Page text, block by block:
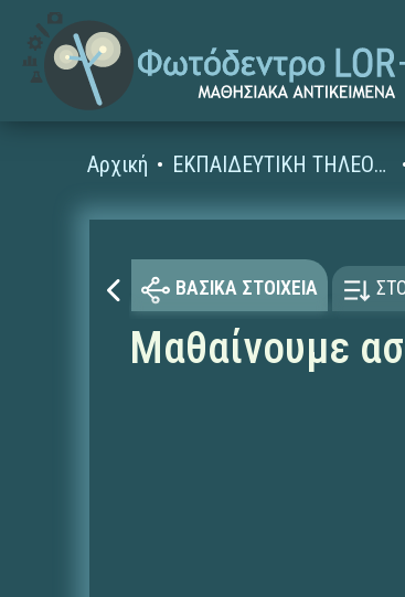
Αρχική ΕΚΠΑΙΔΕΥΤΙΚΗ ΤΗΛΕΟΡΑΣΗ (Ταινίες και βίντεο)
ΒΑΣΙΚΑ ΣΤΟΙΧΕΙΑ
Μαθαίνουμε